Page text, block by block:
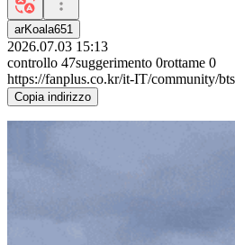
arKoala651
2026.07.03 15:13
controllo 47suggerimento 0rottame 0
https://fanplus.co.kr/it-IT/community/
Copia indirizzo